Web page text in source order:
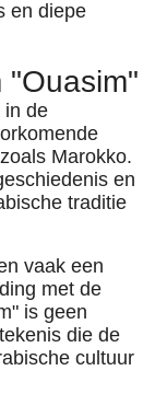
en diepe
"Ouasim"
in de
Marokko.
en
traditie
vaak een
met de
is geen
die de
cultuur